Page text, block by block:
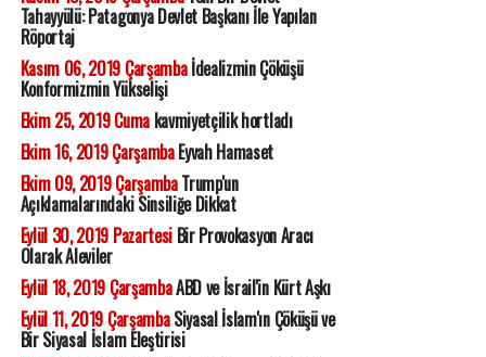
Tahayyülü: Patagonya Devlet Başkanı İle Yapılan
Röportaj
Kasım 06, 2019 Çarşambaİdealizmin Çöküşü
Konformizmin Yükselişi
Ekim 25, 2019 Cumakavmiyetçilik hortladı
Ekim 16, 2019 ÇarşambaEyvah Hamaset
Ekim 09, 2019 ÇarşambaTrump'un
Açıklamalarındaki Sinsiliğe Dikkat
Eylül 30, 2019 PazartesiBir Provokasyon Aracı
Olarak Aleviler
Eylül 18, 2019 ÇarşambaABD ve İsrail'in Kürt Aşkı
Eylül 11, 2019 ÇarşambaSiyasal İslam'ın Çöküşü ve
Bir Siyasal İslam Eleştirisi